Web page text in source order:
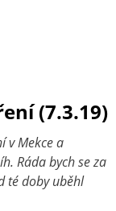
(7.3.19)
v Mekce a
Ráda bych se za
té doby uběhl